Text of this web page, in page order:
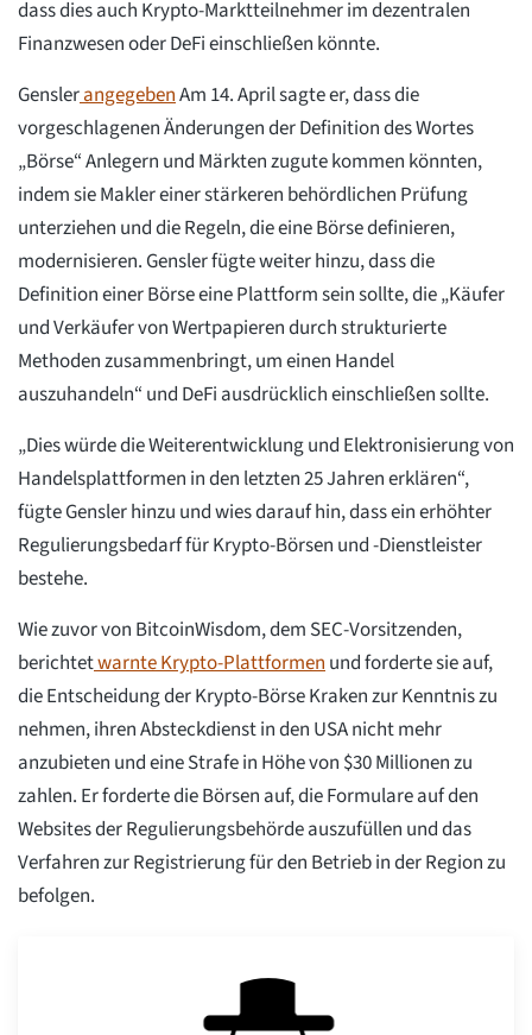
dass dies auch Krypto-Marktteilnehmer im dezentralen
Finanzwesen oder DeFi einschließen könnte.
GenslerangegebenAm 14. April sagte er, dass die
vorgeschlagenen Änderungen der Definition des Wortes
„Börse“ Anlegern und Märkten zugute kommen könnten,
indem sie Makler einer stärkeren behördlichen Prüfung
unterziehen und die Regeln, die eine Börse definieren,
modernisieren. Gensler fügte weiter hinzu, dass die
Definition einer Börse eine Plattform sein sollte, die „Käufer
und Verkäufer von Wertpapieren durch strukturierte
Methoden zusammenbringt, um einen Handel
auszuhandeln“ und DeFi ausdrücklich einschließen sollte.
„Dies würde die Weiterentwicklung und Elektronisierung von
Handelsplattformen in den letzten 25 Jahren erklären“,
fügte Gensler hinzu und wies darauf hin, dass ein erhöhter
Regulierungsbedarf für Krypto-Börsen und -Dienstleister
bestehe.
Wie zuvor von BitcoinWisdom, dem SEC-Vorsitzenden,
berichtetwarnte Krypto-Plattformenund forderte sie auf,
die Entscheidung der Krypto-Börse Kraken zur Kenntnis zu
nehmen, ihren Absteckdienst in den USA nicht mehr
anzubieten und eine Strafe in Höhe von $30 Millionen zu
zahlen. Er forderte die Börsen auf, die Formulare auf den
Websites der Regulierungsbehörde auszufüllen und das
Verfahren zur Registrierung für den Betrieb in der Region zu
befolgen.